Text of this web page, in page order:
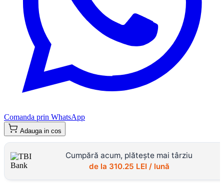
Comanda prin WhatsApp
Adauga in cos
Cumpără acum, plătește mai târziu
de la 310.25 LEI / lună